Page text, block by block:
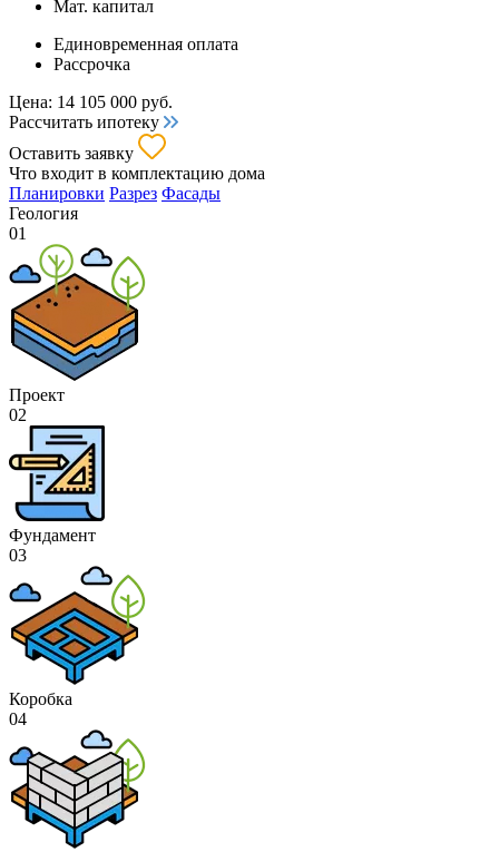
Мат. капитал
Единовременная оплата
Рассрочка
Цена: 14 105 000 руб.
Рассчитать ипотеку
Оставить заявку
Что входит в комплектацию дома
Планировки Разрез Фасады
Геология
01
Проект
02
Фундамент
03
Коробка
04